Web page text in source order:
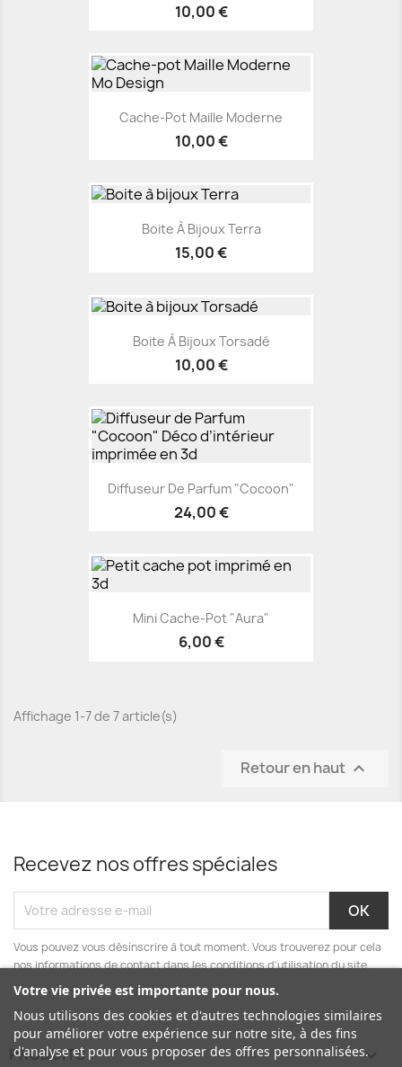
10,00 €
Cache-Pot Maille Moderne
10,00 €
Boite À Bijoux Terra
15,00 €
Boite À Bijoux Torsadé
10,00 €
Diffuseur De Parfum "Cocoon"
24,00 €
Mini Cache-Pot "Aura"
6,00 €
Affichage 1-7 de 7 article(s)
Retour en haut 
Recevez nos offres spéciales
Vous pouvez vous désinscrire à tout moment. Vous trouverez pour cela
nos informations de contact dans les conditions d'utilisation du site.
PRODUITS 
Votre vie privée est importante pour nous.
Nous utilisons des cookies et d'autres technologies similaires
pour améliorer votre expérience sur notre site, à des fins
d'analyse et pour vous proposer des offres personnalisées.